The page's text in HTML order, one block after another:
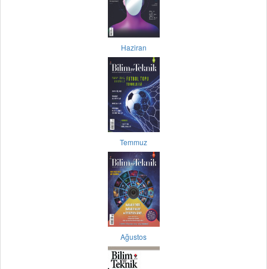
Haziran
Temmuz
Ağustos